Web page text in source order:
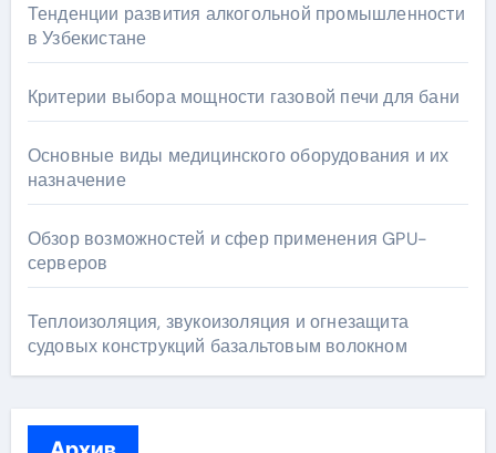
Тенденции развития алкогольной промышленности
в Узбекистане
Критерии выбора мощности газовой печи для бани
Основные виды медицинского оборудования и их
назначение
Обзор возможностей и сфер применения GPU-
серверов
Теплоизоляция, звукоизоляция и огнезащита
судовых конструкций базальтовым волокном